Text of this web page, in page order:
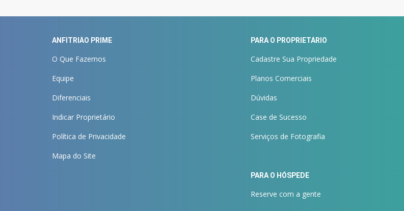
ANFITRIÃO PRIME
O Que Fazemos
Equipe
Diferenciais
Indicar Proprietário
Política de Privacidade
Mapa do Site
PARA O PROPRIETÁRIO
Cadastre Sua Propriedade
Planos Comerciais
Dúvidas
Case de Sucesso
Serviços de Fotografia
PARA O HÓSPEDE
Reserve com a gente